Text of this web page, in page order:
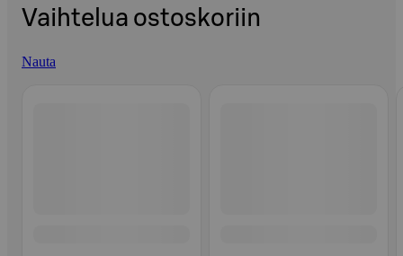
Vaihtelua ostoskoriin
Nauta